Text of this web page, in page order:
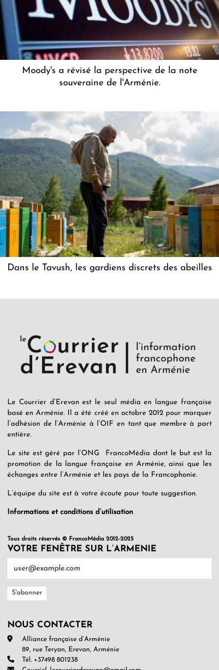
Moody's a révisé la perspective de la note
souveraine de l'Arménie.
Dans le Tavush, les gardiens discrets des abeilles
Le Courrier d’Erevan est le seul média en langue française
basé en Arménie. Il a été créé en octobre 2012 pour marquer
l’adhésion de l’Arménie à l’OIF en tant que membre à part
entière.
Le site est géré par l’ONG FrancoMédia dont le but est la
promotion de la langue française en Arménie, ainsi que les
échanges entre l’Arménie et les pays de la Francophonie.
L’équipe du site est à votre écoute pour toute suggestion.
Informations et conditions d’utilisation
Tous droits réservés © FrancoMédia 2012-2025
VOTRE FENÊTRE SUR L’ARMENIE
NOUS CONTACTER
Alliance française d’Arménie
89, rue Teryan, Erevan, Arménie
Tél. +37498 801238